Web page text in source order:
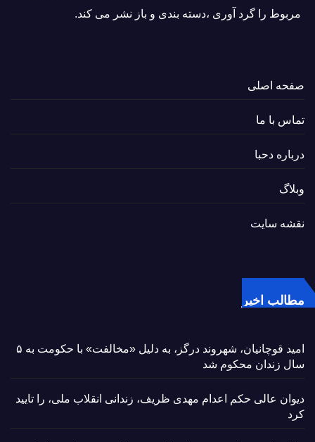
مربوط را گرد آوری ،دسته بندی و باز نشر می كند.
صفحه اصلی
تماس با ما
درباره دحبا
وبلاگ
نقشه سایت
مطالب اخیر
امید قوچانیان، شهروند درگز، به دلیل «مخالفت» با حکومت به ۵
سال زندان محکوم شد
دیوان عالی حکم اعدام مهدی ظریف، زندانی انقلاب ملی، را تایید
کرد